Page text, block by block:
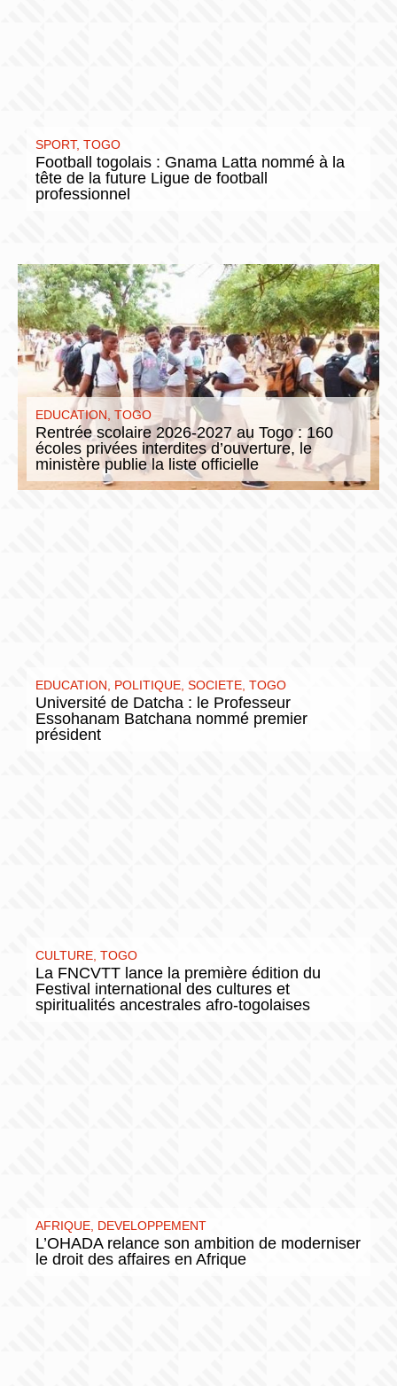
SPORT, TOGO
Football togolais : Gnama Latta nommé à la
tête de la future Ligue de football
professionnel
EDUCATION TOGO
Rentrée scolaire 2026-2027 au Togo : 160
écoles privées interdites d’ouverture, le
ministère publie la liste officielle
EDUCATION POLITIQUE SOCIETE TOGO
Université de Datcha : le Professeur
Essohanam Batchana nommé premier
président
CULTURE TOGO
La FNCVTT lance la première édition du
Festival international des cultures et
spiritualités ancestrales afro-togolaises
AFRIQUE DEVELOPPEMENT
L’OHADA relance son ambition de moderniser
le droit des affaires en Afrique